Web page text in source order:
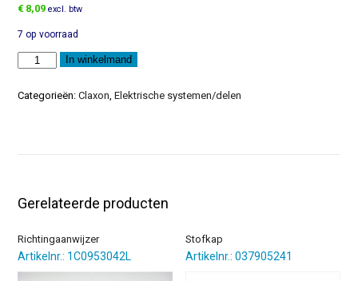
Oorspronkelijke
was:
€11,55.
€ 8,09Huidige
is:
€8,09.
excl. btw
7 op voorraad
Blinddeksel
aantal
In winkelmand
Categorieën:Claxon,Elektrische systemen/delen
Gerelateerde producten
Richtingaanwijzer
Artikelnr.: 1C0953042L
Stofkap
Artikelnr.: 037905241